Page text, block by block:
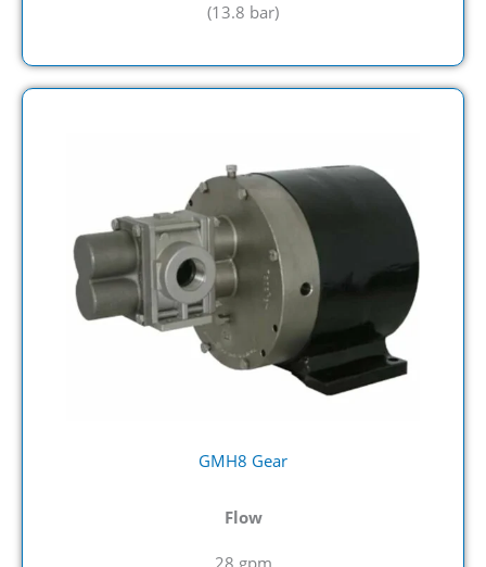
(13.8 bar)
GMH8 Gear
Flow